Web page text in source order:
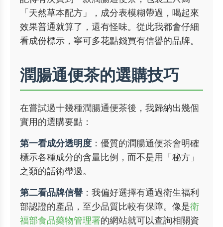
「天然草本配方」，成分表模糊帶過，喝起來
效果普通就算了，還有怪味。從此我都會仔細
看成份標示，寧可多花點錢買有信譽的品牌。
潤腸通便茶的選購技巧
在嘗試過十幾種潤腸通便茶後，我歸納出幾個
實用的選購要點：
第一看成分透明度 ：優質的潤腸通便茶會明確
標示各種成分的含量比例，而不是用「秘方」
之類的話術帶過。
第二看品牌信譽 ：我偏好選擇有通過衛生福利
部認證的產品，至少品質比較有保障。像是衛
福部食品藥物管理署的網站就可以查詢相關資